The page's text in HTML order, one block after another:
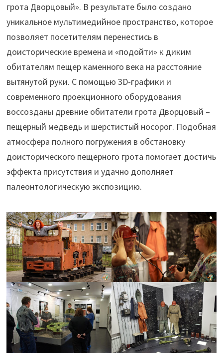
грота Дворцовый». В результате было создано
уникальное мультимедийное пространство, которое
позволяет посетителям перенестись в
доисторические времена и «подойти» к диким
обитателям пещер каменного века на расстояние
вытянутой руки. С помощью 3D-графики и
современного проекционного оборудования
воссозданы древние обитатели грота Дворцовый –
пещерный медведь и шерстистый носорог. Подобная
атмосфера полного погружения в обстановку
доисторического пещерного грота помогает достичь
эффекта присутствия и удачно дополняет
палеонтологическую экспозицию.